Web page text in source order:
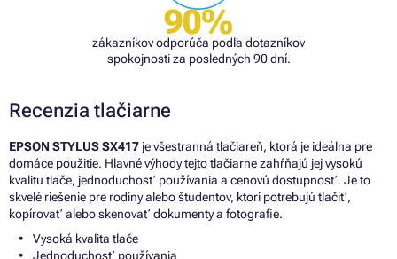
90%
zákazníkov odporúča podľa dotazníkov
spokojnosti za posledných 90 dní.
Recenzia tlačiarne
EPSON STYLUS SX417 je všestranná tlačiareň, ktorá je ideálna pre
domáce použitie. Hlavné výhody tejto tlačiarne zahŕňajú jej vysokú
kvalitu tlače, jednoduchosť používania a cenovú dostupnosť. Je to
skvelé riešenie pre rodiny alebo študentov, ktorí potrebujú tlačiť,
kopírovať alebo skenovať dokumenty a fotografie.
Vysoká kvalita tlače
Jednoduchosť používania